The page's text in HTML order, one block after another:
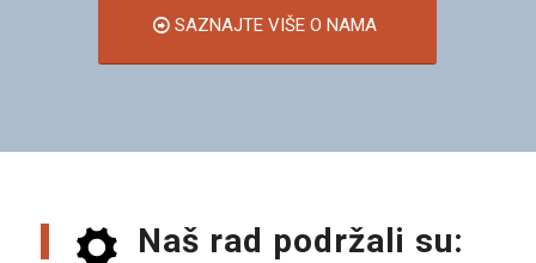
SAZNAJTE VIŠE O NAMA
Naš rad podržali su: